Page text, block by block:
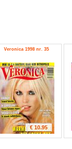
Veronica 1998 nr. 35
€ 10.95